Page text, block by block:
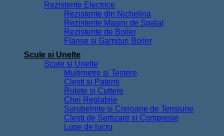
Rezistente Electrice
Rezistente din Nichelina
Rezistente Masini de Spalat
Rezistente de Boiler
Flanse si Garnituri Boiler
Scule si Unelte
Scule si Unelte
Multimetre si Testere
Clesti si Patenti
Rulete si Cuttere
Chei Reglabile
Surubelnite si Creioane de Tensiune
Clesti de Sertizare si Compresie
Lupe de lucru